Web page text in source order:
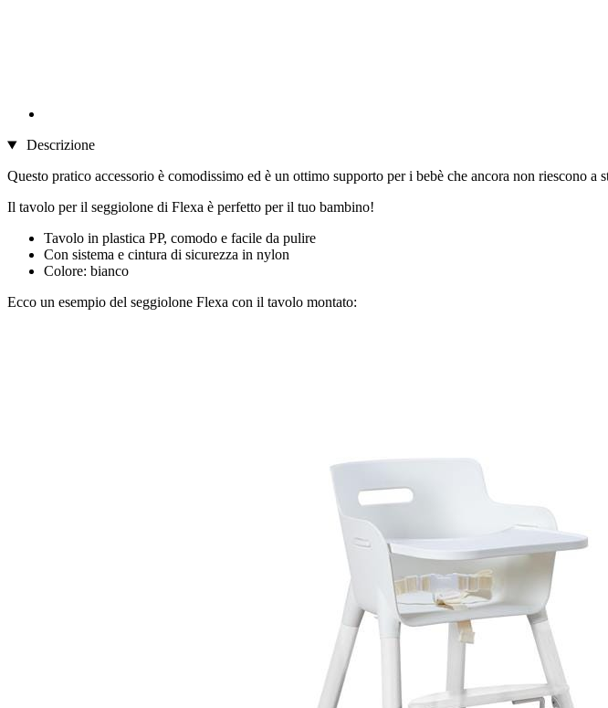
Descrizione
Questo pratico accessorio è comodissimo ed è un ottimo supporto per i bebè che ancora non riescono a
Il tavolo per il seggiolone di Flexa è perfetto per il tuo bambino!
Tavolo in plastica PP, comodo e facile da pulire
Con sistema e cintura di sicurezza in nylon
Colore: bianco
Ecco un esempio del seggiolone Flexa con il tavolo montato: